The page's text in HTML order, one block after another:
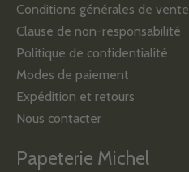
Conditions générales de vente
Clause de non-responsabilité
Politique de confidentialité
Modes de paiement
Expédition et retours
Nous contacter
Papeterie Michel